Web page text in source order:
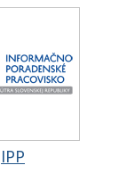
IPP